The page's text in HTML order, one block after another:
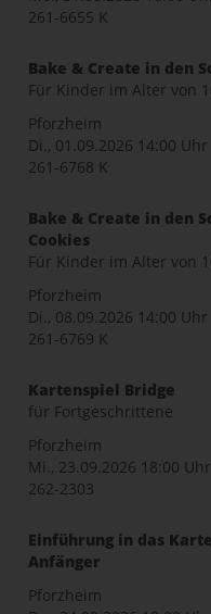
261-6655 K
Bake & Create in den
Für Kinder im Alter von
Pforzheim
Di., 01.09.2026 14:00 Uhr
261-6768 K
Bake & Create in den
Cookies
Für Kinder im Alter von
Pforzheim
Di., 08.09.2026 14:00 Uhr
261-6769 K
Kartenspiel Bridge
für Fortgeschrittene
Pforzheim
Mi., 23.09.2026 18:00 Uhr
262-2303
Einführung in das
Anfänger
Pforzheim